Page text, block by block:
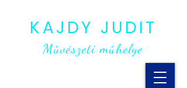
KAJDY JUDIT
Művészeti műhelye